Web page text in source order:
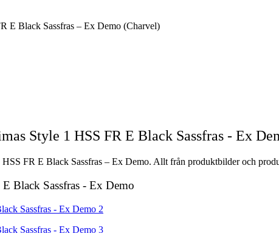
E Black Sassfras – Ex Demo (Charvel)
Style 1 HSS FR E Black Sassfras - Ex
FR E Black Sassfras – Ex Demo. Allt från produktbilder och
Black Sassfras - Ex Demo